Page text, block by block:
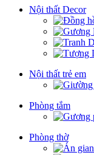
Nội thất Decor
Nội thất trẻ em
Phòng tắm
Phòng thờ